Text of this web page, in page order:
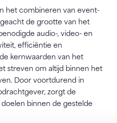
het combineren van event-
de grootte van het
audio-, video- en
efficiëntie en
kernwaarden van het
streven om altijd binnen het
Door voortdurend in
zorgt de
binnen de gestelde